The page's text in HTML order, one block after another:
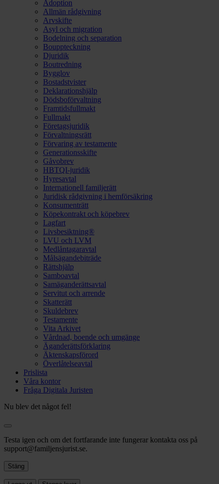
Adoption
Allmän rådgivning
Arvskifte
Asyl och migration
Bodelning och separation
Bouppteckning
Djuridik
Boutredning
Bygglov
Bostadstvister
Deklarationshjälp
Dödsboförvaltning
Framtidsfullmakt
Fullmakt
Företagsjuridik
Förvaltningsrätt
Förvaring av testamente
Generationsskifte
Gåvobrev
HBTQI-juridik
Hyresavtal
Internationell familjerätt
Juridisk rådgivning i hemförsäkring
Konsumenträtt
Köpekontrakt och köpebrev
Lagfart
Livsbesiktning®
LVU och LVM
Medlåntagaravtal
Målsägandebiträde
Rättshjälp
Samboavtal
Samäganderättsavtal
Servitut och arrende
Skatterätt
Skuldebrev
Testamente
Vita Arkivet
Vårdnad, boende och umgänge
Äganderättsförklaring
Äktenskapsförord
Överlåtelseavtal
Prislista
Våra kontor
Fråga Digitala Juristen
Nu blev det något fel!
Testa igen och om det fortfarande inte fungerar kontakta oss på
support@familjensjurist.se.
Stäng